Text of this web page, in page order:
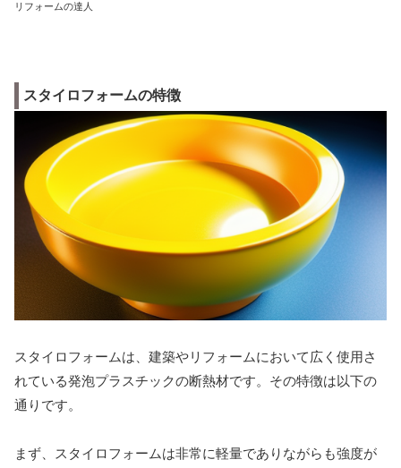
リフォームの達人
スタイロフォームの特徴
スタイロフォームは、建築やリフォームにおいて広く使用さ
れている発泡プラスチックの断熱材です。その特徴は以下の
通りです。
まず、スタイロフォームは非常に軽量でありながらも強度が